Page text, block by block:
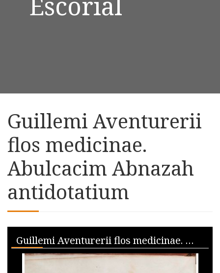
Guillemi Aventurerii
flos medicinae.
Abulcacim Abnazah
antidotatium
Media Viewer Guillemi Aventurerii flos medicinae. Abulcacim Abnazah antidotatium